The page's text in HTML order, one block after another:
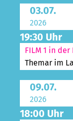
03.07.
2026
19:30 Uhr
FILM 1 in
Themar im
09.07.
2026
18:00 Uhr